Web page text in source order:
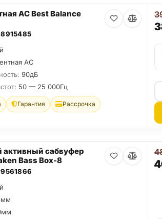
АС Best Balance
АС
90дБ
50 — 25 000Гц
Гарантия Рассрочка
активный сабвуфер
Bass Box-8